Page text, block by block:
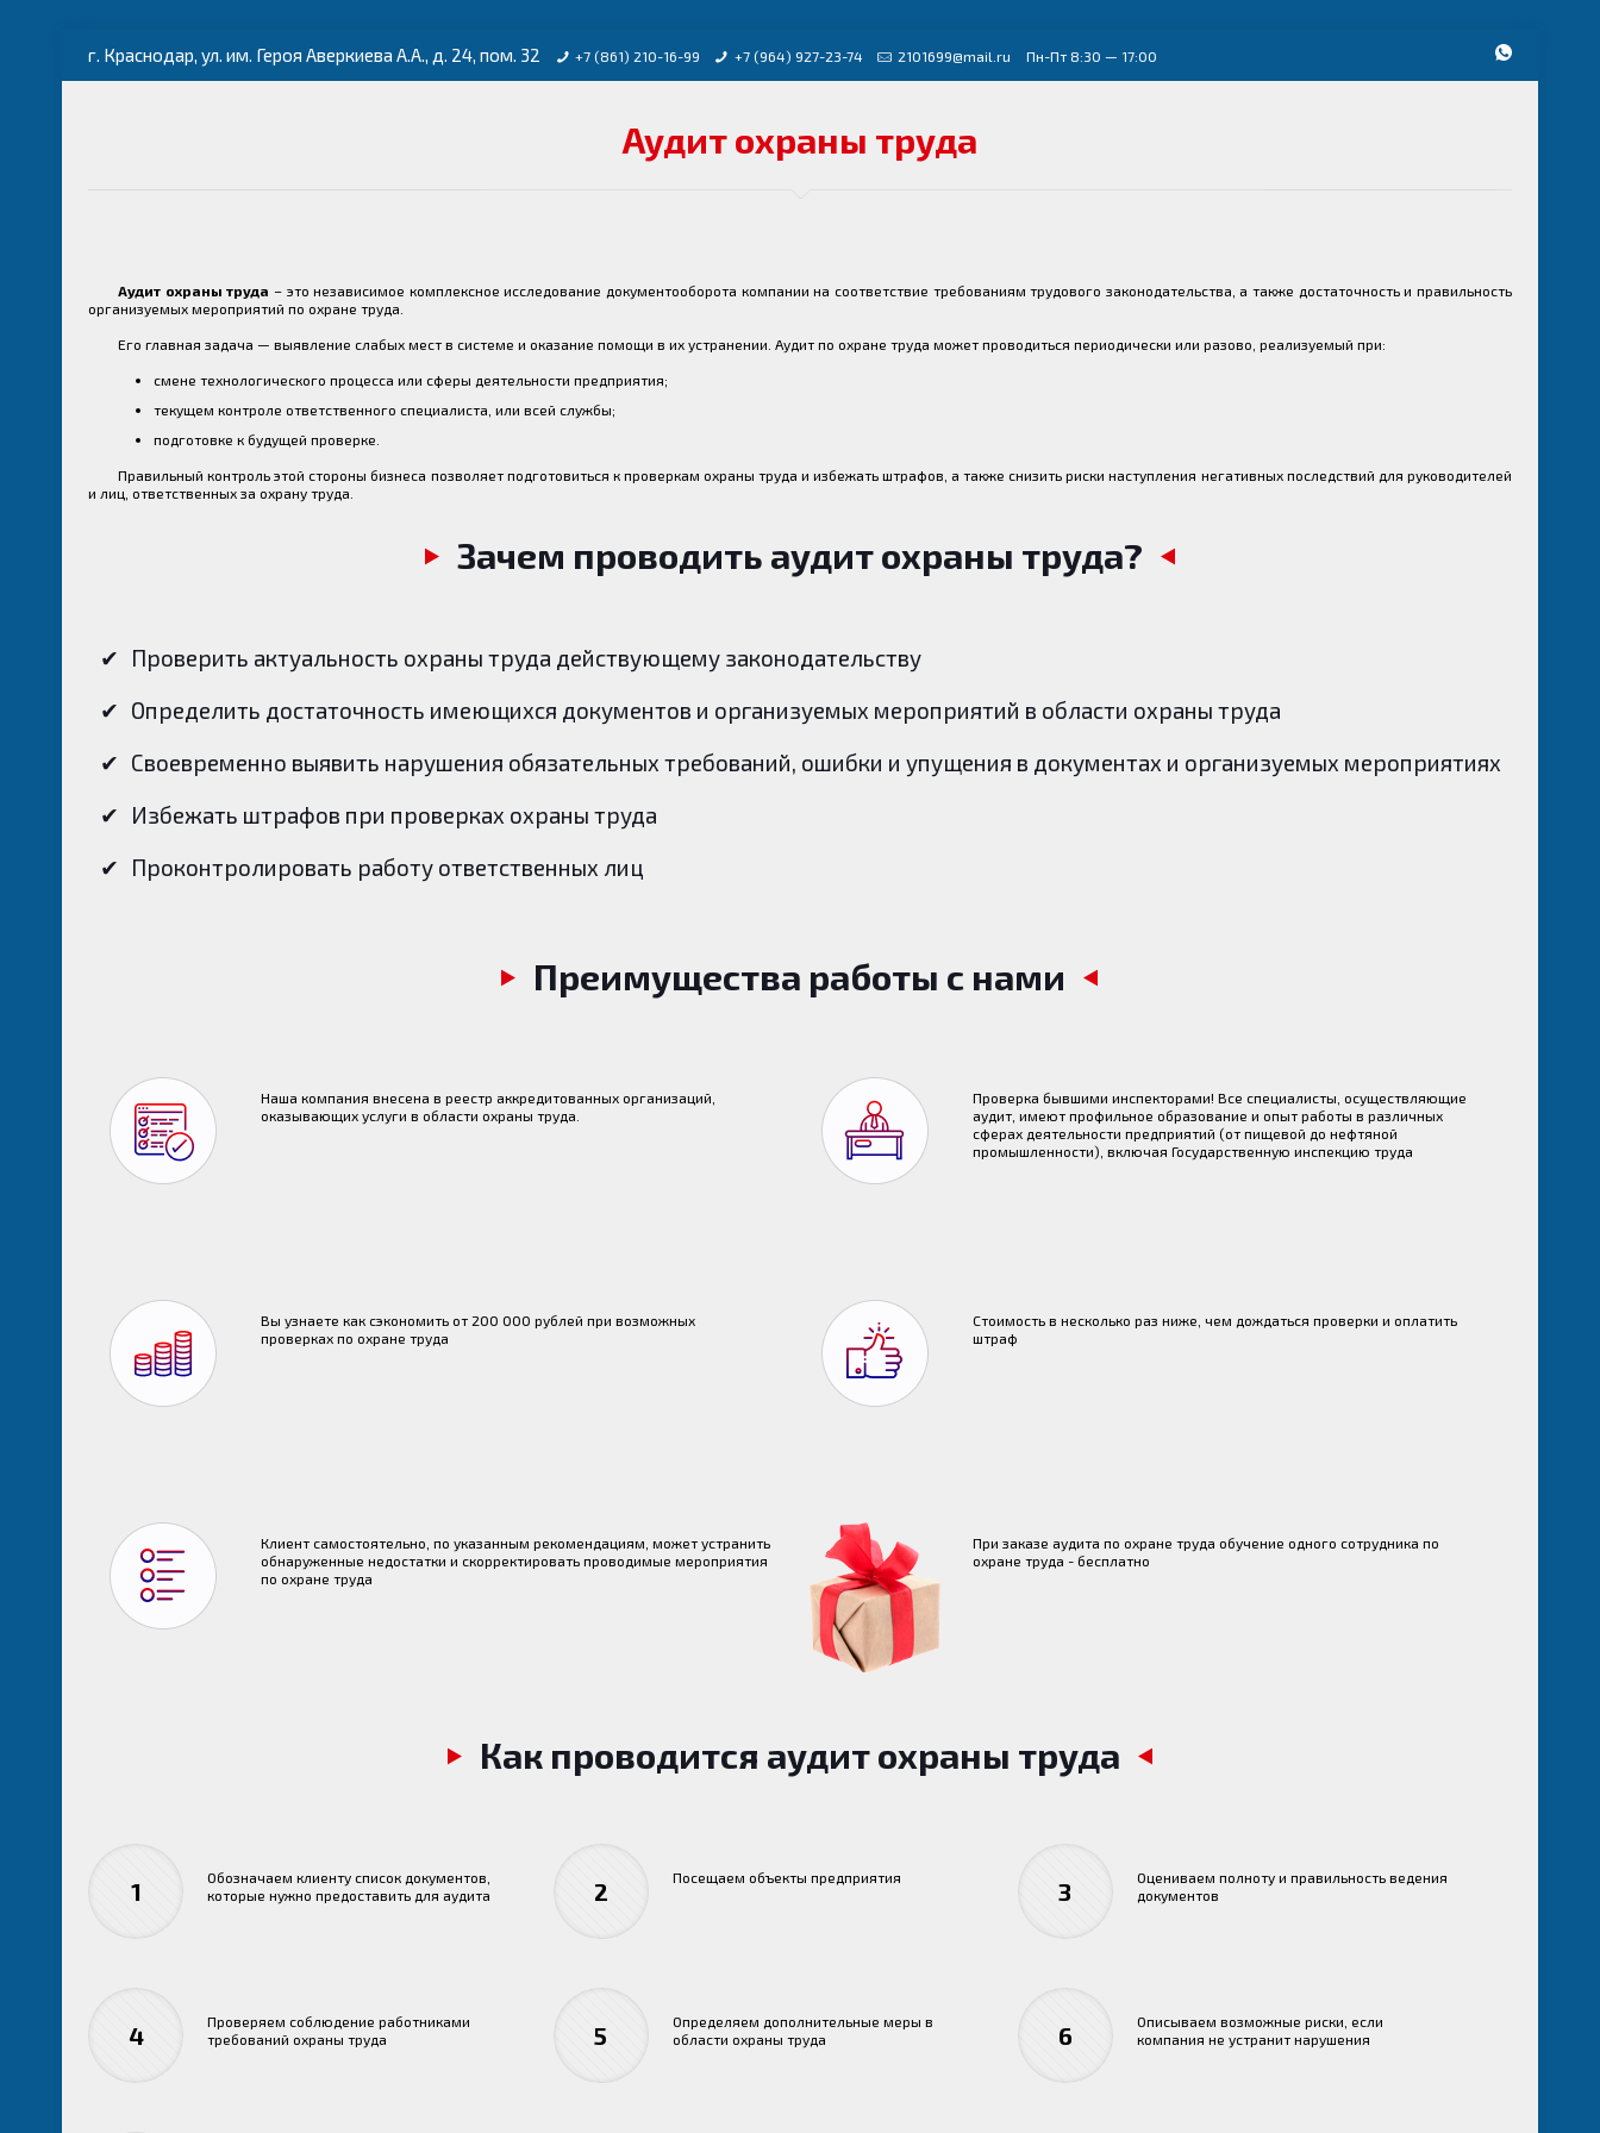
г. Краснодар, ул. им. Героя Аверкиева А.А., д. 24, пом. 32 +7 (861) 210-16-99 +7 (964) 927-23-74 2101699@mail.ru Пн-Пт 8:30 — 17:00
Аудит охраны труда
Аудит охраны труда– это независимое комплексное исследование документооборота компании на соответствие требованиям трудового законодательства, а также достаточность и правильность
организуемых мероприятий по охране труда.
Его главная задача — выявление слабых мест в системе и оказание помощи в их устранении. Аудит по охране труда может проводиться периодически или разово, реализуемый при:
смене технологического процесса или сферы деятельности предприятия;
текущем контроле ответственного специалиста, или всей службы;
подготовке к будущей проверке.
Правильный контроль этой стороны бизнеса позволяет подготовиться к проверкам охраны труда и избежать штрафов, а также снизить риски наступления негативных последствий для руководителей
и лиц, ответственных за охрану труда.
Зачем проводить аудит охраны труда?
✔
Проверить актуальность охраны труда действующему законодательству
✔ Определить достаточность имеющихся документов и организуемых мероприятий в области охраны труда
✔ Своевременно выявить нарушения обязательных требований, ошибки и упущения в документах и организуемых мероприятиях
✔
Избежать штрафов при проверках охраны труда
✔
Проконтролировать работу ответственных лиц
Преимущества работы с нами
Наша компания внесена в реестр аккредитованных организаций,
оказывающих услуги в области охраны труда.
Проверка бывшими инспекторами! Все специалисты, осуществляющие
аудит, имеют профильное образование и опыт работы в различных
сферах деятельности предприятий (от пищевой до нефтяной
промышленности), включая Государственную инспекцию труда
Вы узнаете как сэкономить от 200 000 рублей при возможных
проверках по охране труда
Стоимость в несколько раз ниже, чем дождаться проверки и оплатить
штраф
Клиент самостоятельно, по указанным рекомендациям, может устранить
обнаруженные недостатки и скорректировать проводимые мероприятия
по охране труда
При заказе аудита по охране труда обучение одного сотрудника по
охране труда - бесплатно
Как проводится аудит охраны труда
1
Обозначаем клиенту список документов,
которые нужно предоставить для аудита
2 Посещаем объекты предприятия 3
Оцениваем полноту и правильность ведения
документов
4
Проверяем соблюдение работниками
требований охраны труда
5
Определяем дополнительные меры в
области охраны труда
6
Описываем возможные риски, если
компания не устранит нарушения